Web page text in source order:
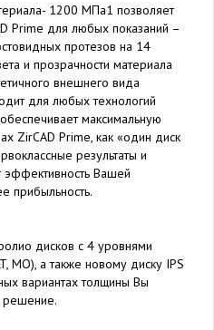
1200 МПа1 позволяет
Prime для любых показаний –
протезов на 14
и прозрачности материала
внешнего вида
для любых технологий
максимальную
ZirCAD Prime, как «один диск
результаты и
Вашей
прибыльность.
дисков с 4 уровнями
MO), а также новому диску IPS
вариантах толщины Вы
решение.